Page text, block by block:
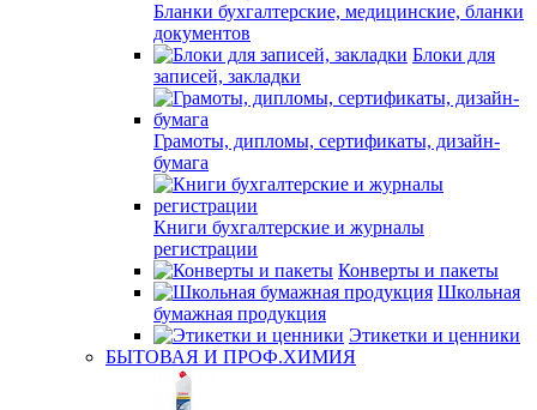
Бланки бухгалтерские, медицинские, бланки
документов
Блоки для
записей, закладки
Грамоты, дипломы, сертификаты, дизайн-
бумага
Книги бухгалтерские и журналы
регистрации
Конверты и пакеты
Школьная
бумажная продукция
Этикетки и ценники
БЫТОВАЯ И ПРОФ.ХИМИЯ